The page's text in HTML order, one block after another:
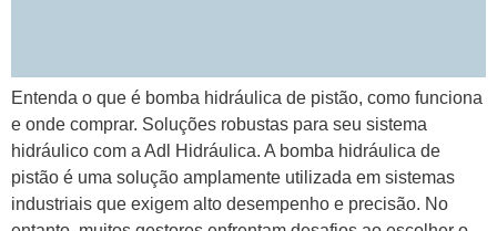
Entenda o que é bomba hidráulica de pistão, como funciona
e onde comprar. Soluções robustas para seu sistema
hidráulico com a Adl Hidráulica. A bomba hidráulica de
pistão é uma solução amplamente utilizada em sistemas
industriais que exigem alto desempenho e precisão. No